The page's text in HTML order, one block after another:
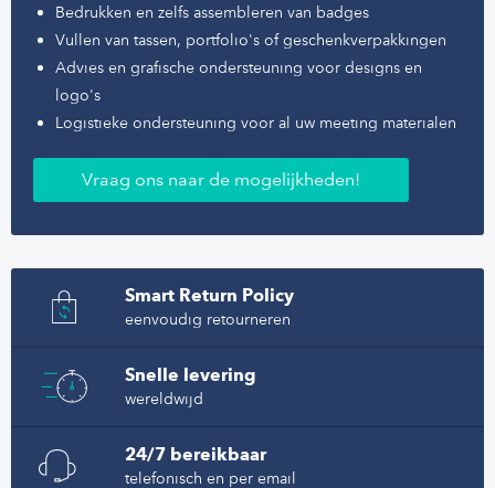
Bedrukken en zelfs assembleren van badges
Vullen van tassen, portfolio's of geschenkverpakkingen
Advies en grafische ondersteuning voor designs en
logo's
Logistieke ondersteuning voor al uw meeting materialen
Vraag ons naar de mogelijkheden!
Smart Return Policy
eenvoudig retourneren
Snelle levering
wereldwijd
24/7 bereikbaar
telefonisch en per email